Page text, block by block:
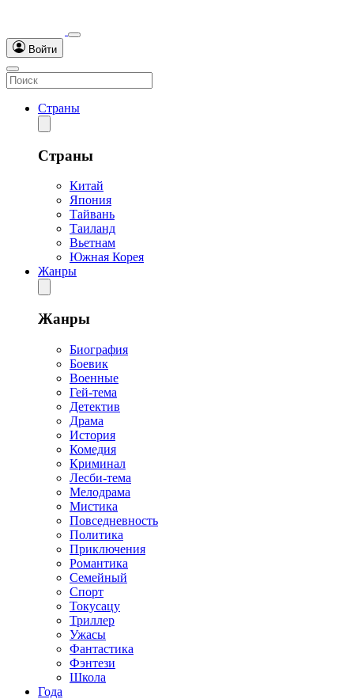
Войти
Страны
Страны
Китай
Япония
Тайвань
Таиланд
Вьетнам
Южная Корея
Жанры
Жанры
Биография
Боевик
Военные
Гей-тема
Детектив
Драма
История
Комедия
Криминал
Лесби-тема
Мелодрама
Мистика
Повседневность
Политика
Приключения
Романтика
Семейный
Спорт
Токусацу
Триллер
Ужасы
Фантастика
Фэнтези
Школа
Года